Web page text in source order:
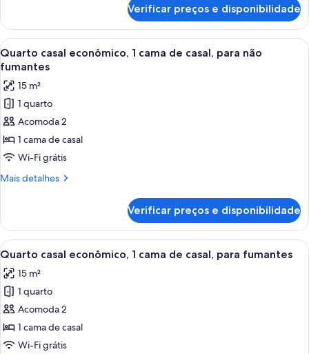
casal,
para
não
fumantes
casal
superior,
1
cama
casal,
para
não
fumantes
Verificar preços e disponibilidade
Carrega
todas
as
fotos
de
Quarto
casal
econômico,
1
casal,
para
não
fumantes
Quarto de hotel com cama,
10
Quarto casal econômico, 1 cama de casal, para não
fumantes
15 m²
1 quarto
Acomoda 2
1 cama de casal
Wi-Fi grátis
Mais detalhes
Mais
casal
econômico,
1
de
casal,
para
não
fumantes
Verificar preços e disponibilidade
Carrega
todas
as
fotos
de
Quarto
casal
Quarto de hotel com uma cama,
4
Quarto casal econômico, 1 cama de casal, para fumantes
15 m²
1 quarto
Acomoda 2
1 cama de casal
Wi-Fi grátis